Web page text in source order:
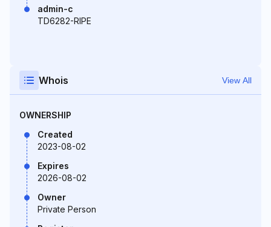
admin-c
TD6282-RIPE
Whois View All
OWNERSHIP
Created
2023-08-02
Expires
2026-08-02
Owner
Private Person